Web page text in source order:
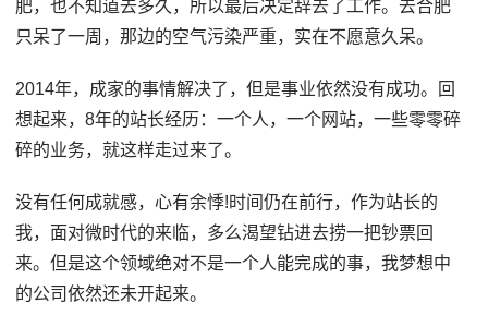
肥，也不知道去多久，所以最后决定辞去了工作。去合肥
只呆了一周，那边的空气污染严重，实在不愿意久呆。
2014年，成家的事情解决了，但是事业依然没有成功。回
想起来，8年的站长经历：一个人，一个网站，一些零零碎
碎的业务，就这样走过来了。
没有任何成就感，心有余悸!时间仍在前行，作为站长的
我，面对微时代的来临，多么渴望钻进去捞一把钞票回
来。但是这个领域绝对不是一个人能完成的事，我梦想中
的公司依然还未开起来。